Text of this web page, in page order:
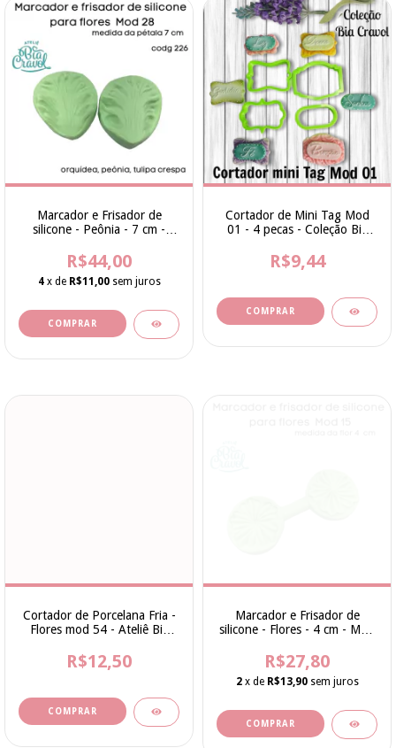
Marcador e Frisador de
silicone - Peônia - 7 cm -
Cravol
R$44,00
4 x de R$11,00 sem juros
Cortador de Mini Tag Mod
01 - 4 pecas - Coleção Bia
R$9,44
Cortador de Porcelana Fria -
Flores mod 54 - Ateliê Bia
R$12,50
Marcador e Frisador de
silicone - Flores - 4 cm - Mod
R$27,80
2 x de R$13,90 sem juros